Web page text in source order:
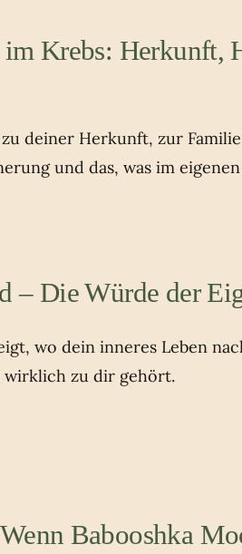
Krebs: Herkunft,
deiner Herkunft, zur
und das, was im
– Die Würde der
wo dein inneres Leben
zu dir gehört.
Babooshka